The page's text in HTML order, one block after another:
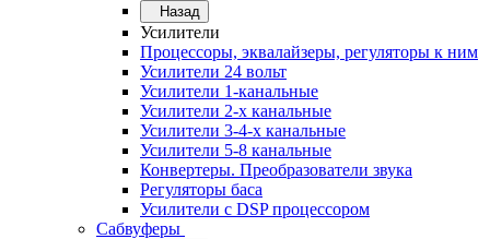
Назад
Усилители
Процессоры, эквалайзеры, регуляторы к ним
Усилители 24 вольт
Усилители 1-канальные
Усилители 2-х канальные
Усилители 3-4-х канальные
Усилители 5-8 канальные
Конвертеры. Преобразователи звука
Регуляторы баса
Усилители с DSP процессором
Сабвуферы